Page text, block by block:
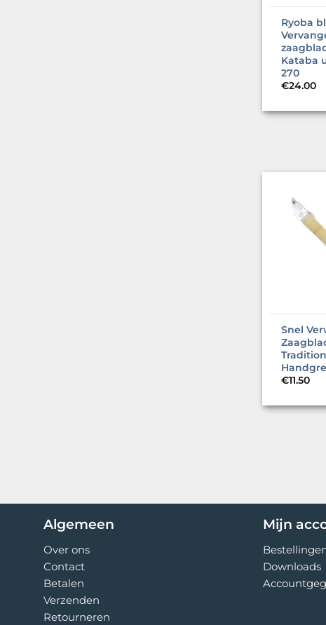
Ryoba
Kataba
270
€24.00
Snel
€11.50
Algemeen
Over ons
Contact
Betalen
Verzenden
Retourneren
Mijn
Downloads